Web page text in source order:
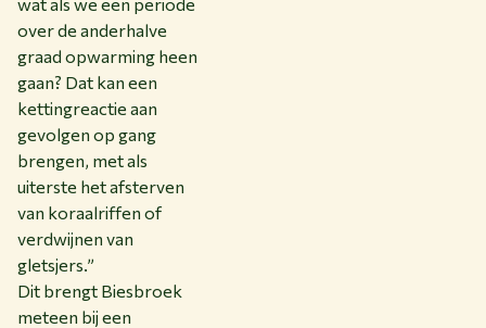
over de anderhalve
graad opwarming heen
gaan? Dat kan een
kettingreactie aan
gevolgen op gang
brengen, met als
uiterste het afsterven
van koraalriffen of
verdwijnen van
gletsjers.”
Dit brengt Biesbroek
meteen bij een